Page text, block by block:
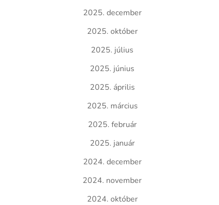
2025. december
2025. október
2025. július
2025. június
2025. április
2025. március
2025. február
2025. január
2024. december
2024. november
2024. október